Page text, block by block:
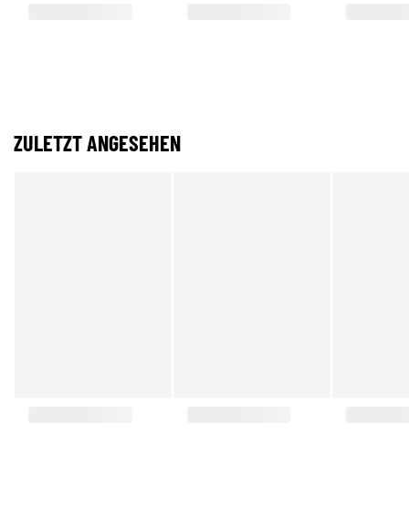
ZULETZT ANGESEHEN